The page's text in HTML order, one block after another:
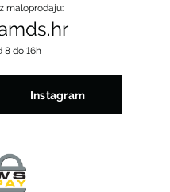
maloprodaju:
8 do 16h
Instagram